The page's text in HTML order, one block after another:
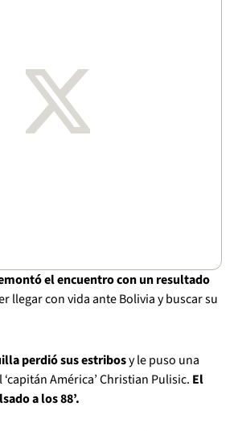
el encuentro con un resultado
llegar con vida ante Bolivia y buscar su
perdió sus estribosy le puso una
América’ Christian Pulisic. El
a los 88’.